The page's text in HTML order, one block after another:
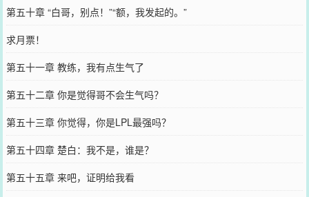
第五十章 “白哥，别点！”“额，我发起的。”
求月票！
第五十一章 教练，我有点生气了
第五十二章 你是觉得哥不会生气吗？
第五十三章 你觉得，你是LPL最强吗？
第五十四章 楚白：我不是，谁是？
第五十五章 来吧，证明给我看